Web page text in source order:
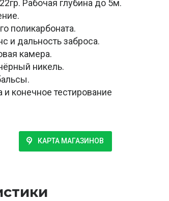
Рабочая глубина до 5м.
поликарбоната.
и дальность заброса.
камера.
никель.
и конечное тестирование
КАРТА МАГАЗИНОВ